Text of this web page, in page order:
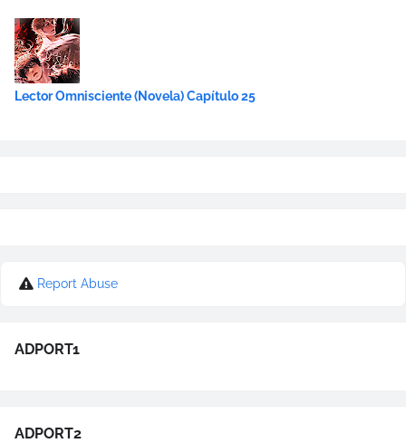
Lector Omnisciente (Novela) Capítulo 25
Report Abuse
ADPORT1
ADPORT2